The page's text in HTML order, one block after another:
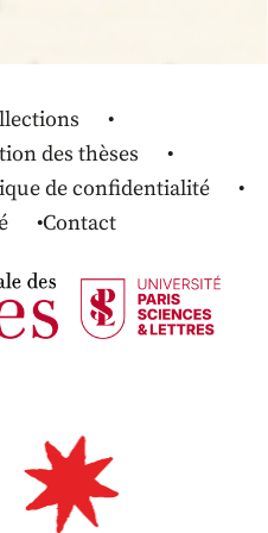
des thèses
de confidentialité
Contact